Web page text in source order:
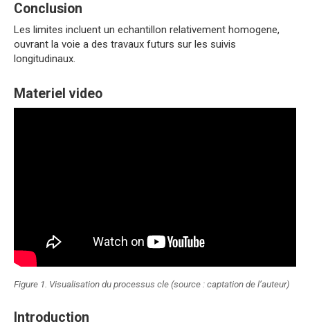
Conclusion
Les limites incluent un echantillon relativement homogene,
ouvrant la voie a des travaux futurs sur les suivis
longitudinaux.
Materiel video
Figure 1. Visualisation du processus cle (source : captation de l’auteur)
Introduction